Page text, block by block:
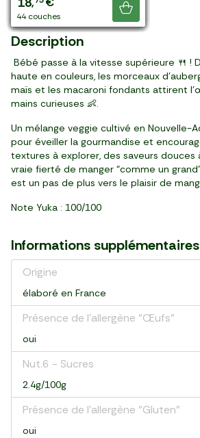
paquet (200 g)
paquet (260 g)
paquet (190 g)
paquet (200 g)
paquet (260 g)
paquet (230 g)
paquets (230 g)
paquet (200 g)
pack de 2 (400 g)
une boîte (220 g)
pack de 2 (260 g)
pièce (100 g)
pack de 2 (400 g)
pièce (120 g)
pack de 2 (260 g)
42 couches
44 couches
Je découvre
Description
Bébé passe à la vitesse supérieure 🍴 !
haute en couleurs, les morceaux
maïs et les macaroni fondants attirent
mains curieuses 👶.
Un mélange veggie cultivé en Nouvelle-
pour éveiller la gourmandise et
textures à explorer, des saveurs douces
vraie fierté de manger “comme un
est un pas de plus vers le plaisir de
Note Yuka : 100/100
Informations supplémentaires
Origine
élaboré en France
Présence de l'allergène "Œufs"
oui
Nut.6 - Sucres
2.4g/100g
Présence de l'allergène "Gluten"
oui